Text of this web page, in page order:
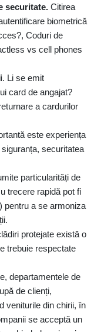
securitate. Citirea
biometrică
Coduri de
vs cell phones
. Li se emit
card de angajat?
a cardurilor
este experiența
securitatea
particularități de
trecere rapidă pot fi
pentru a se armoniza
protejate există o
trebuie respectate
departamentele de
de clienți,
veniturile din chirii, în
se acceptă un